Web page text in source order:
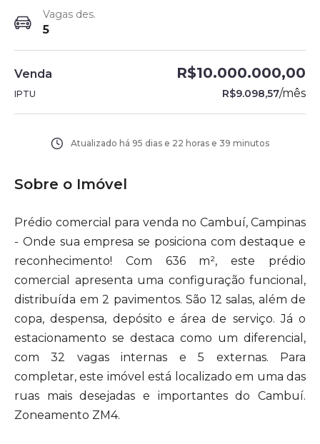
Vagas des.
5
Venda R$10.000.000,00
IPTU R$9.098,57/mês
Atualizado há 95 dias e 22 horas e 39 minutos
Sobre o Imóvel
Prédio comercial para venda no Cambuí, Campinas
- Onde sua empresa se posiciona com destaque e
reconhecimento! Com 636 m², este prédio
comercial apresenta uma configuração funcional,
distribuída em 2 pavimentos. São 12 salas, além de
copa, despensa, depósito e área de serviço. Já o
estacionamento se destaca como um diferencial,
com 32 vagas internas e 5 externas. Para
completar, este imóvel está localizado em uma das
ruas mais desejadas e importantes do Cambuí.
Zoneamento ZM4.